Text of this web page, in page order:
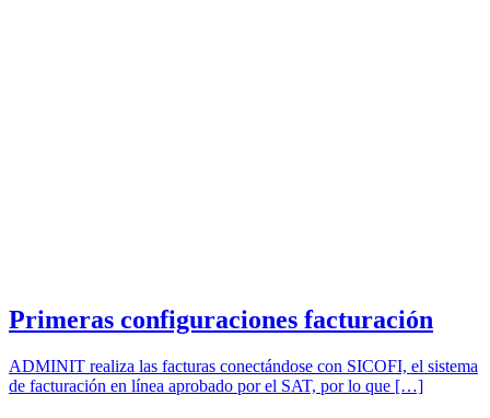
Primeras configuraciones facturación
ADMINIT realiza las facturas conectándose con SICOFI, el sistema
de facturación en línea aprobado por el SAT, por lo que […]